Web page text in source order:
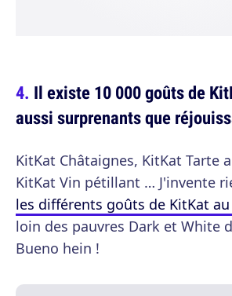
Il existe 10 000 goûts de
aussi surprenants que
KitKat Châtaignes, KitKat Tarte
KitKat Vin pétillant … J'invente
les différents goûts de KitKat au
loin des pauvres Dark et White
Bueno hein !